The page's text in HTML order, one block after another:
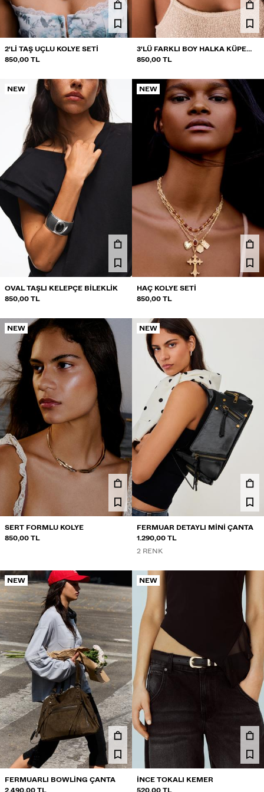
2'LI TAŞ UÇLU KOLYE SETI
850,00 TL
3'LÜ FARKLI BOY HALKA KÜPE
SETI
850,00 TL
NEW
OVAL TAŞLI KELEPÇE BILEKLIK
850,00 TL
NEW
HAÇ KOLYE SETI
850,00 TL
NEW
SERT FORMLU KOLYE
850,00 TL
NEW
FERMUAR DETAYLI MINI ÇANTA
1.290,00 TL
2 RENK
NEW
FERMUARLI BOWLING ÇANTA
NEW
İNCE TOKALI KEMER